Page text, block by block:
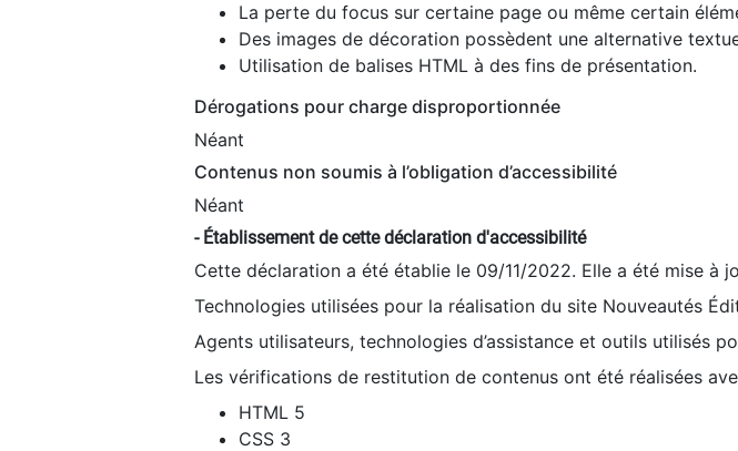
La perte du focus sur certaine page ou même certain
Des images de décoration possèdent une alternative
Utilisation de balises HTML à des fins de présentation.
Dérogations pour charge disproportionnée
Néant
Contenus non soumis à l’obligation d’accessibilité
Néant
- Établissement de cette déclaration d'accessibilité
Cette déclaration a été établie le 09/11/2022. Elle a été mise à
Technologies utilisées pour la réalisation du site Nouveautés
Agents utilisateurs, technologies d’assistance et outils utilisés
Les vérifications de restitution de contenus ont été réalisées
HTML 5
CSS 3